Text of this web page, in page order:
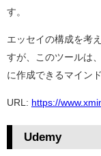
す。
エッセイの構成を考
すが、このツールは
に作成できるマイン
URL: https://
Udemy